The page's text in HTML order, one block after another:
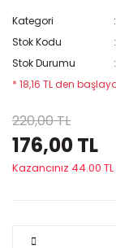
Kategori
Stok Kodu
Stok Durumu
* 18,16 TL den
220,00 TL
176,00 TL
Kazancınız 44.00 TL